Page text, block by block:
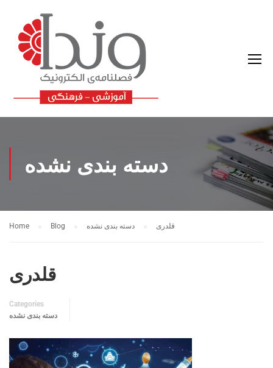
دسته بندی نشده
Home Blog دسته بندی نشده قلدری
قلدری
Categories
دسته بندی نشده